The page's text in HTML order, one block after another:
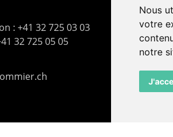
Nous
votre
notre
: +41 32 725 03 03
32 725 05 05